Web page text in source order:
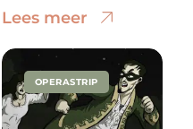
Lees meer
OPERASTRIP